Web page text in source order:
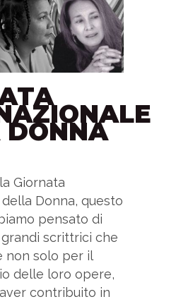
DONNA
Giornata
Donna, questo
pensato di
scrittrici che
non solo per il
delle loro opere,
contribuito in